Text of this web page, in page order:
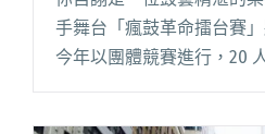
手舞台「瘋鼓革命擂台賽
今年以團體競賽進行，20
白兩隊，每回合各推派一